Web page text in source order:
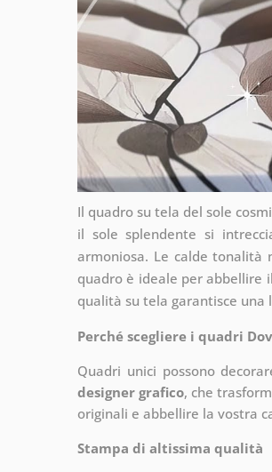
Il quadro su tela del sole
il sole splendente si
armoniosa. Le calde
quadro è ideale per abbellire
qualità su tela garantisce una
Perché scegliere i quadri
Quadri unici possono
designer grafico, che
originali e abbellire la vostra
Stampa di altissima qualità